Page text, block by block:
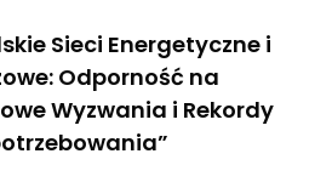
Sieci Energetyczne i
Odporność na
Wyzwania i Rekordy